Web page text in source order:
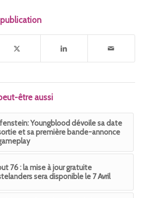
être aussi
Youngblood dévoile sa date
et sa première bande-annonce
76 : la mise à jour gratuite
sera disponible le 7 Avril